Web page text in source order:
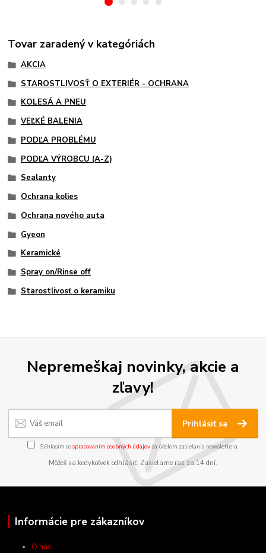
Tovar zaradený v kategóriách
AKCIA
STAROSTLIVOSŤ O EXTERIÉR - OCHRANA
KOLESÁ A PNEU
VEĽKÉ BALENIA
PODĽA PROBLÉMU
PODĽA VÝROBCU (A-Z)
Sealanty
Ochrana kolies
Ochrana nového auta
Gyeon
Keramické
Spray on/Rinse off
Starostlivosť o keramiku
Nepremeškaj novinky, akcie a
zľavy!
Prihlásiť sa
Súhlasím sospracovaním osobných údajov za účelom zasielania newslettera.
Môžeš sa kedykoľvek odhlásiť. Zasielame raz za 14 dní.
Informácie pre zákazníkov
O nás